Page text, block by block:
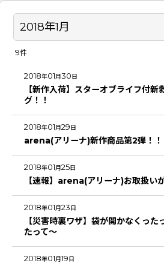
2018年1月
9件
2018年01月30 日
【新作入荷】スターオブライフ付新
グ！！
2018年01月29 日
arena(アリーナ)新作商品第2弾！！
2018年01月25日
【速報】arena(アリーナ)お取扱い
2018年01月23 日
【災害時裏ワザ】袋が開かなくった
たって～
2018年01月19 日